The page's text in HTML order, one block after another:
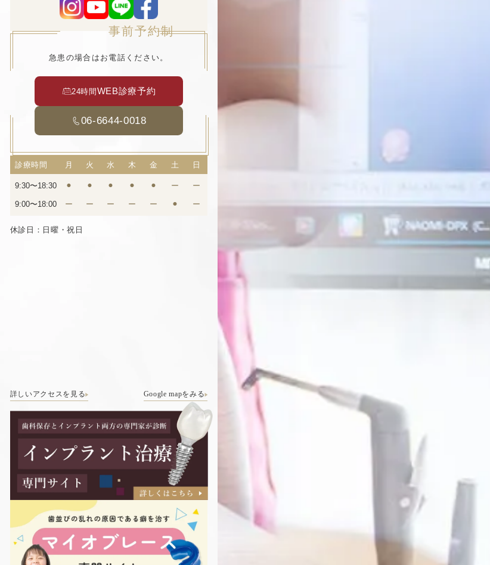
事前予約制
急患の場合はお電話ください。
24時間WEB診療予約
06-6644-0018
診療時間 月 火 水 木 金 土 日
9:30〜18:30 ⚫︎ ⚫︎ ⚫︎ ⚫︎ ⚫︎ ー ー
9:00〜18:00 ー ー ー ー ー ⚫︎ ー
休診日：日曜・祝日
詳しいアクセスを見る Google mapをみる